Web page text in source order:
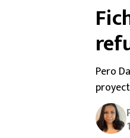
Chivas de Guadalajara
Liga MX Femenil
Pero